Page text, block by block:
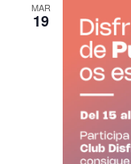
MAR
19